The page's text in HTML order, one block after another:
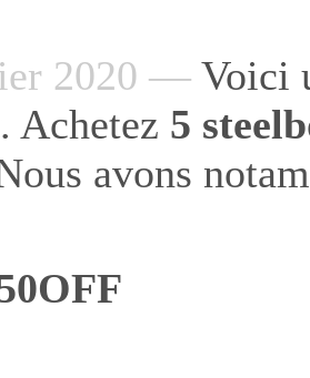
2020 — Voici
. Achetez 5
avons